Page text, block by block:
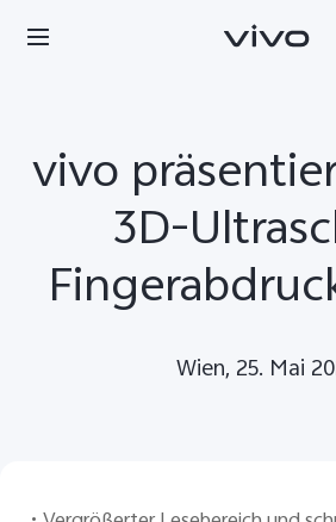
vivo
3D-
Wien, 25. Mai